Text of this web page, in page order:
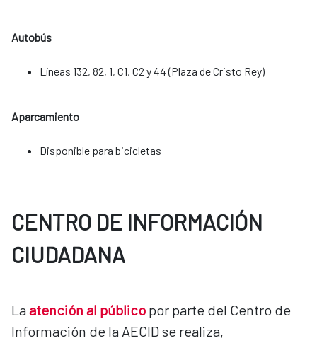
Autobús
Líneas 132, 82, 1, C1, C2 y 44 (Plaza de Cristo Rey)
Aparcamiento
​​​​​​​Disponible para bicicletas
CENTRO DE INFORMACIÓN
CIUDADANA
Laatención al público por parte del Centro de
Información de la AECID se realiza,